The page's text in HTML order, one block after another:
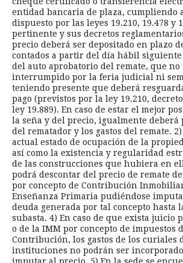
entidad bancaria de plaza, cumpliendo
dispuesto por las leyes 19.210, 19.478 y
pertinente y sus decretos
precio deberá ser depositado en plazo
contados a partir del día hábil
del auto aprobatorio del remate, que no
interrumpido por la feria judicial ni
teniendo presente que deberá
pago (previstos por la ley 19.210,
ley 19.889). En caso de estar el mejor
la seña y del precio, igualmente deberá
del rematador y los gastos del remate. 2)
actual estado de ocupación de la
así como la existencia y regularidad
de las construcciones que hubiera en
podrá descontar del precio de remate
por concepto de Contribución
Enseñanza Primaria pudiéndose
deuda generada por tal concepto hasta
subasta. 4) En caso de que exista juicio
o de la IMM por concepto de impuestos
Contribución, los gastos de los curiales
instituciones no podrán ser